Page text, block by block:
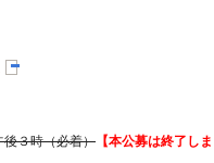
後３時（必着） 【本公募は終了しま